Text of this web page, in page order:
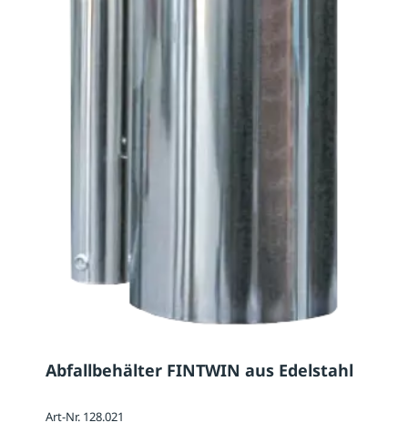
Abfallbehälter FINTWIN aus Edelstahl
Art-Nr. 128.021